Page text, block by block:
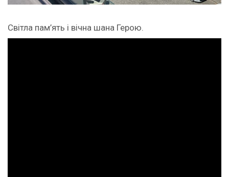
Світла пам’ять і вічна шана Герою.